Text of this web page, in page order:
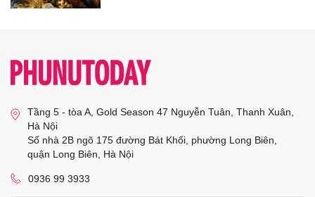
Tầng 5 - tòa A, Gold Season 47 Nguyễn Tuân, Thanh Xuân,
Hà Nội
Số nhà 2B ngõ 175 đường Bát Khối, phường Long Biên,
quận Long Biên, Hà Nội
0936 99 3933